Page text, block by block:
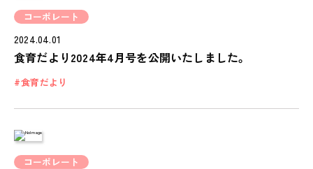
コーポレート
2024.04.01
食育だより2024年4月号を公開いたしました。
食育だより
コーポレート